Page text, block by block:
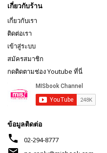
เกี่ยวกับร้าน
เกี่ยวกับเรา
ติดต่อเรา
เข้าสู่ระบบ
สมัครสมาชิก
กดติดตามช่อง Youtube ที่นี่
ข้อมูลติดต่อ
phone 02-294-8777